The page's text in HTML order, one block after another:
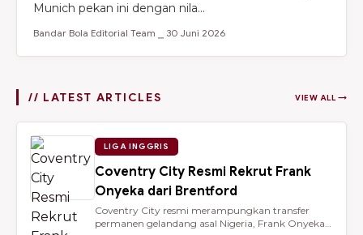
Munich pekan ini dengan nila...
Bandar Bola Editorial Team ⎯ 30 Juni 2026
// LATEST ARTICLES VIEW ALL →
LIGA INGGRIS
Coventry City Resmi Rekrut Frank
Onyeka dari Brentford
Coventry City resmi merampungkan transfer
permanen gelandang asal Nigeria, Frank Onyeka,